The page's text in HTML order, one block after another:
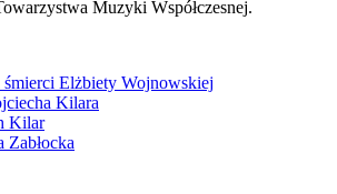
Muzyki Współczesnej.
Elżbiety Wojnowskiej
Kilara
Kilar
Zabłocka